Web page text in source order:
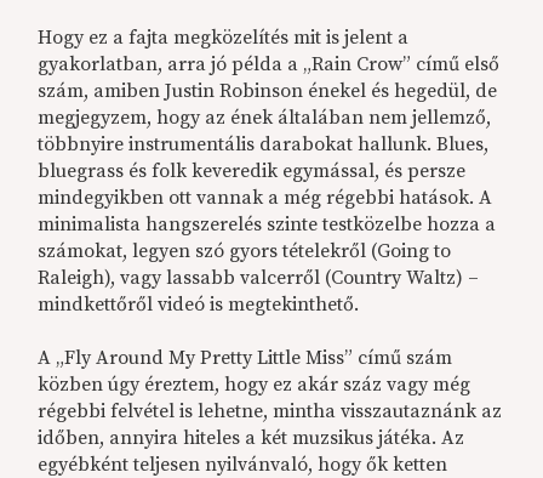
Hogy ez a fajta megközelítés mit is jelent a
gyakorlatban, arra jó példa a „Rain Crow” című első
szám, amiben Justin Robinson énekel és hegedül, de
megjegyzem, hogy az ének általában nem jellemző,
többnyire instrumentális darabokat hallunk. Blues,
bluegrass és folk keveredik egymással, és persze
mindegyikben ott vannak a még régebbi hatások. A
minimalista hangszerelés szinte testközelbe hozza a
számokat, legyen szó gyors tételekről (Going to
Raleigh), vagy lassabb valcerről (Country Waltz) –
mindkettőről videó is megtekinthető.
A „Fly Around My Pretty Little Miss” című szám
közben úgy éreztem, hogy ez akár száz vagy még
régebbi felvétel is lehetne, mintha visszautaznánk az
időben, annyira hiteles a két muzsikus játéka. Az
egyébként teljesen nyilvánvaló, hogy ők ketten